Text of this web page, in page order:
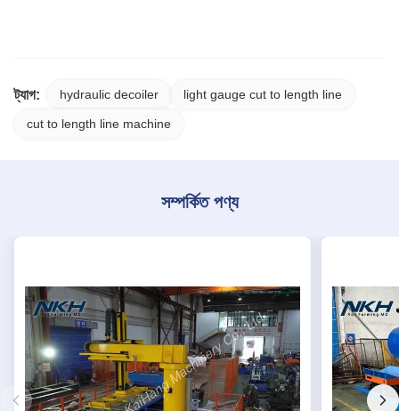
ট্যাগ: hydraulic decoiler light gauge cut to length line
cut to length line machine
সম্পর্কিত পণ্য